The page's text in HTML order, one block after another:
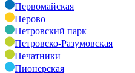
Первомайская
Перово
Петровский парк
Петровско-Разумовская
Печатники
Пионерская